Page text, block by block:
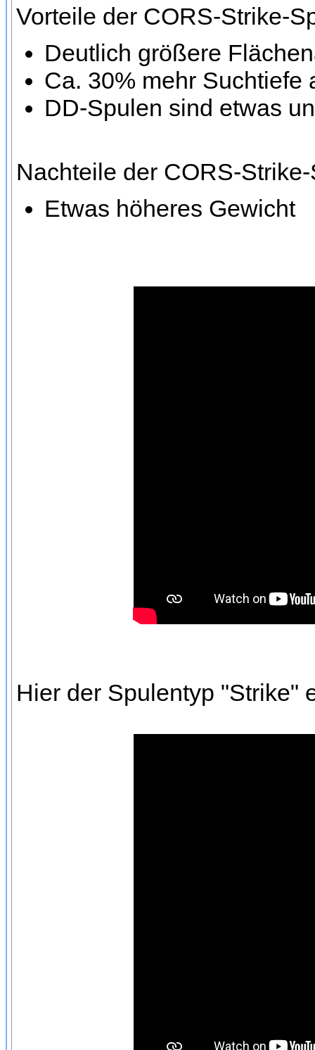
Vorteile der CORS-Strike-
Deutlich größere
Ca. 30% mehr Suchtiefe
DD-Spulen sind etwas
Nachteile der CORS-
Etwas höheres Gewicht
Hier der Spulentyp "Strike"